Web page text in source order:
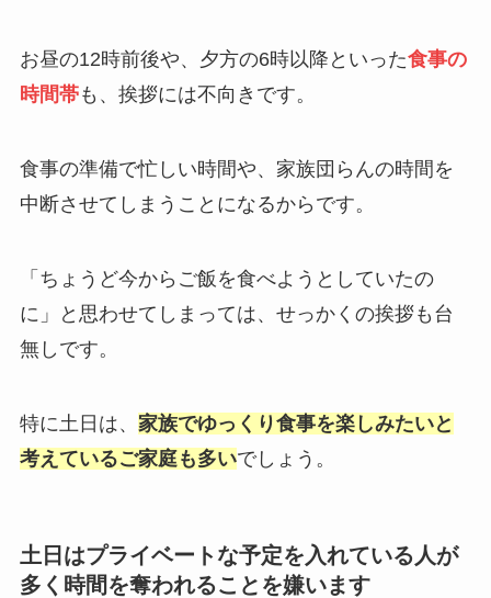
お昼の12時前後や、夕方の6時以降といった食事の
時間帯も、挨拶には不向きです。
食事の準備で忙しい時間や、家族団らんの時間を
中断させてしまうことになるからです。
「ちょうど今からご飯を食べようとしていたの
に」と思わせてしまっては、せっかくの挨拶も台
無しです。
特に土日は、 家族でゆっくり食事を楽しみたいと
考えているご家庭も多いでしょう。
土日はプライベートな予定を入れている人が
多く時間を奪われることを嫌います